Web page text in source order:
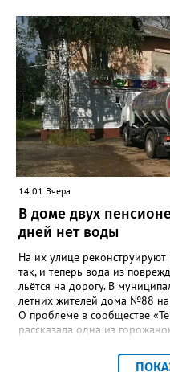
повышение
схем, исполнителю нужно
строительству и
оценив размер вложений, а
бесхозных объектов и
сферы городского
«Златоуст.инфо» сообщал о
вопроса была почти в три
486 рублей, а в списке
системы ливнёвок.
14:01 Вчера
В доме двух
дней нет воды
На их улице
так, и теперь вода из
льётся на дорогу. В
летних жителей дома №88
О проблеме в сообществе
рассказала одна из
гл.инженера Шепелева А.Н.